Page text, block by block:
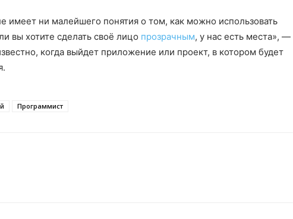
имеет ни малейшего понятия о том, как можно использовать
вы хотите сделать своё лицо прозрачным, у нас есть места», —
когда выйдет приложение или проект, в котором будет
Программист